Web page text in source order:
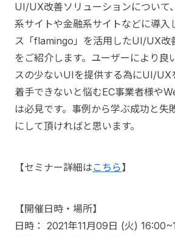
UI/UX改善ソリューションについて
系サイトや金融系サイトなどに導入
ス「flamingo」を活用したUI/UX改
をご紹介します。ユーザーにより良
スの少ないUIを提供する為にUI/UX
着手できないと悩むEC事業者様や
は必見です。事例から学ぶ成功と失
にして頂ければと思います。
【セミナー詳細はこちら】
【開催日時・場所】
日時： 2021年11月09日 (火)